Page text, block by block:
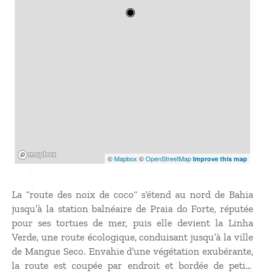
©Mapbox ©OpenStreetMap Improve this map
La “route des noix de coco“ s’étend au nord de Bahia
jusqu’à la station balnéaire de Praia do Forte, réputée
pour ses tortues de mer, puis elle devient la Linha
Verde, une route écologique, conduisant jusqu’à la ville
de Mangue Seco. Envahie d’une végétation exubérante,
la route est coupée par endroit et bordée de petits